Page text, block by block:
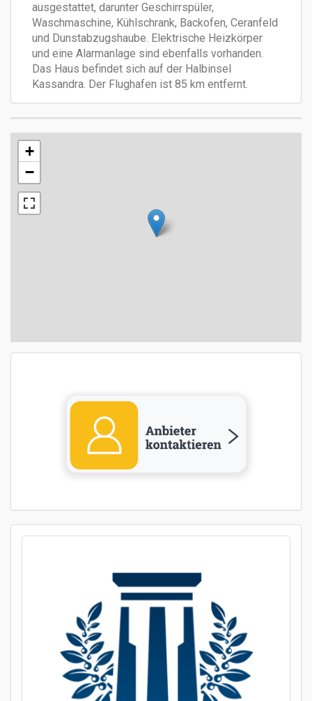
ausgestattet, darunter Geschirrspüler,
Waschmaschine, Kühlschrank, Backofen, Ceranfeld
und Dunstabzugshaube. Elektrische Heizkörper
und eine Alarmanlage sind ebenfalls vorhanden.
Das Haus befindet sich auf der Halbinsel
Kassandra. Der Flughafen ist 85 km entfernt.
+
−